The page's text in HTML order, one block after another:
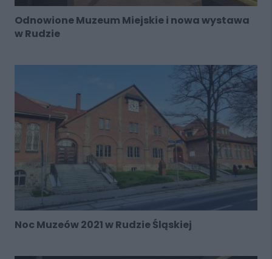
Odnowione Muzeum Miejskie i nowa wystawa
w Rudzie
Noc Muzeów 2021 w Rudzie Śląskiej